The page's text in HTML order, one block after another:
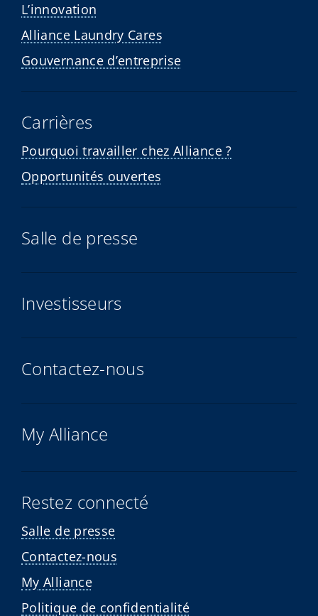
L’innovation
Alliance Laundry Cares
Gouvernance d’entreprise
Carrières
Pourquoi travailler chez Alliance ?
Opportunités ouvertes
Salle de presse
Investisseurs
Contactez-nous
My Alliance
Restez connecté
Salle de presse
Contactez-nous
My Alliance
Politique de confidentialité